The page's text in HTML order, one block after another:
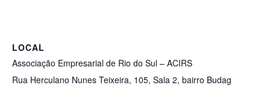
LOCAL
Associação Empresarial de Rio do Sul – ACIRS
Rua Herculano Nunes Teixeira, 105, Sala 2, bairro Budag